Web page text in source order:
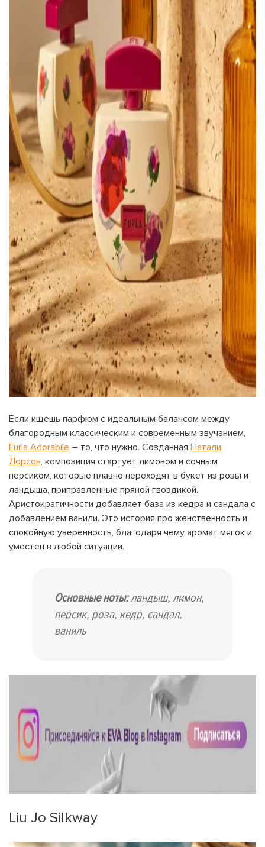
Если ищешь парфюм с идеальным балансом между
благородным классическим и современным звучанием,
Furla Adorabile – то, что нужно. Созданная Натали
Лорсон, композиция стартует лимоном и сочным
персиком, которые плавно переходят в букет из розы и
ландыша, приправленные пряной гвоздикой.
Аристократичности добавляет база из кедра и сандала с
добавлением ванили. Это история про женственность и
спокойную уверенность, благодаря чему аромат мягок и
уместен в любой ситуации.
Основные ноты:ландыш, лимон,
персик, роза, кедр, сандал,
ваниль
Liu Jo Silkway